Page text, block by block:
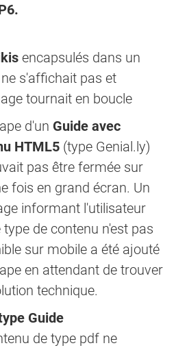
encapsulés dans un
s'affichait pas et
tournait en boucle
d'un Guide avec
HTML5 (type Genial.ly)
pas être fermée sur
fois en grand écran. Un
informant l'utilisateur
type de contenu n'est pas
sur mobile a été ajouté
en attendant de trouver
technique.
Guide
de type pdf ne